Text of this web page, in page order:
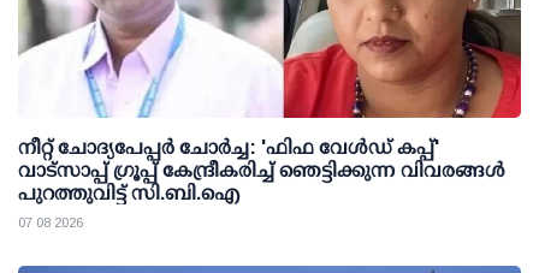
നീറ്റ് ചോദ്യപേപ്പര്‍ ചോര്‍ച്ച: 'ഫിഫ വേള്‍ഡ് കപ്പ്'
വാട്സാപ്പ് ഗ്രൂപ്പ് കേന്ദ്രീകരിച്ച് ഞെട്ടിക്കുന്ന വിവരങ്ങള്‍
പുറത്തുവിട്ട് സി.ബി.ഐ
07 08 2026